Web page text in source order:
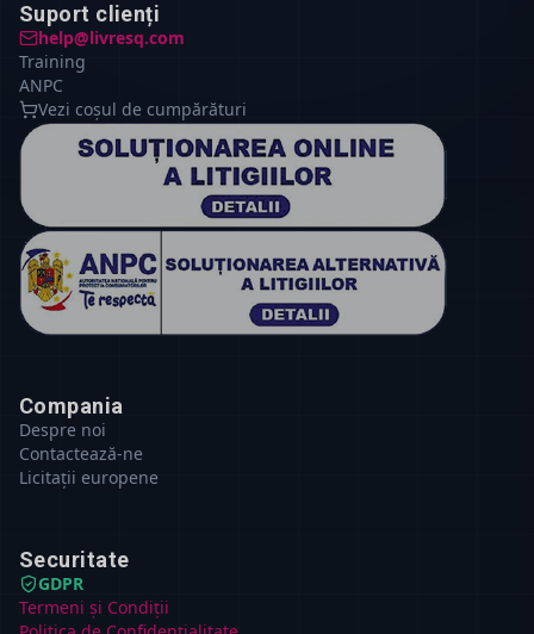
Suport clienți
help@livresq.com
Training
ANPC
Vezi coșul de cumpărături
Compania
Despre noi
Contactează-ne
Licitații europene
Securitate
GDPR
Termeni și Condiții